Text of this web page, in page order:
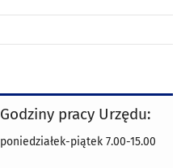
Godziny pracy Urzędu:
poniedziałek-piątek 7.00-15.00